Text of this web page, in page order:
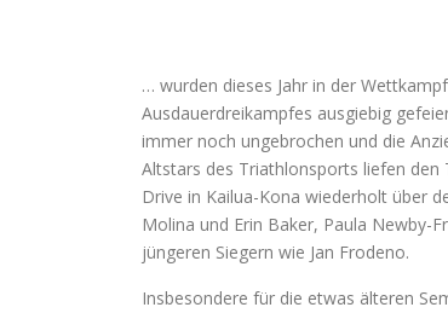
… wurden dieses Jahr in der
Ausdauerdreikampfes ausgiebig
immer noch ungebrochen und die
Altstars des Triathlonsports liefen den
Drive in Kailua-Kona wiederholt über
Molina und Erin Baker, Paula Newby-
jüngeren Siegern wie Jan Frodeno.
Insbesondere für die etwas älteren